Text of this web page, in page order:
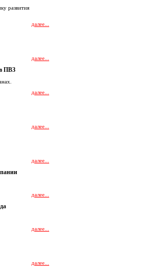
развития
далее...
далее...
ПВЗ
далее...
далее...
далее...
далее...
далее...
далее...